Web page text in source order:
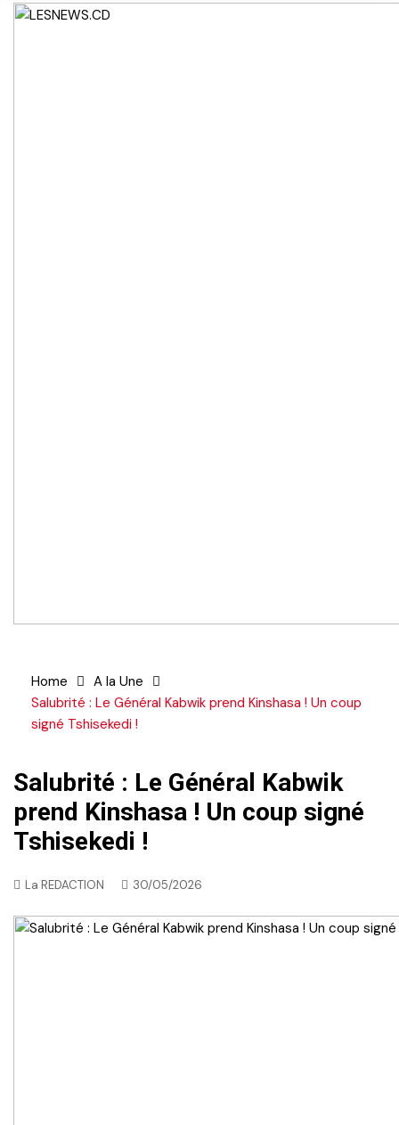
Home
A la Une
Salubrité : Le Général Kabwik prend Kinshasa ! Un coup
signé Tshisekedi !
Salubrité : Le Général Kabwik
prend Kinshasa ! Un coup signé
Tshisekedi !
La REDACTION 30/05/2026